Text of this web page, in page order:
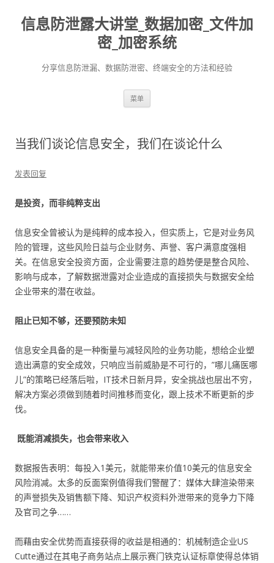
信息防泄露大讲堂_数据加密_文件加
密_加密系统
分享信息防泄漏、数据防泄密、终端安全的方法和经验
菜单
当我们谈论信息安全，我们在谈论什么
发表回复
是投资，而非纯粹支出
信息安全曾被认为是纯粹的成本投入，但实质上，它是对业务风
险的管理，这些风险日益与企业财务、声誉、客户满意度强相
关。在信息安全投资方面，企业需要注意的趋势便是整合风险、
影响与成本，了解数据泄露对企业造成的直接损失与数据安全给
企业带来的潜在收益。
阻止已知不够，还要预防未知
信息安全具备的是一种衡量与减轻风险的业务功能，想给企业塑
造出满意的安全成效，只响应当前威胁是不可行的，”哪儿痛医哪
儿”的策略已经落后啦，IT技术日新月异，安全挑战也层出不穷，
解决方案必须做到随着时间推移而变化，跟上技术不断更新的步
伐。
既能消减损失，也会带来收入
数据报告表明：每投入1美元，就能带来价值10美元的信息安全
风险消减。太多的反面案例值得我们警醒了：媒体大肆渲染带来
的声誉损失及销售额下降、知识产权资料外泄带来的竞争力下降
及官司之争……
而藉由安全优势而直接获得的收益是相通的：机械制造企业US
Cutte通过在其电子商务站点上展示赛门铁克认证标章使得总体销